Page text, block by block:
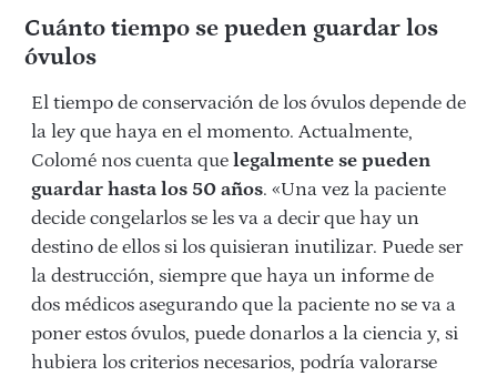
Cuánto tiempo se pueden guardar los
óvulos
El tiempo de conservación de los óvulos depende de
la ley que haya en el momento. Actualmente,
Colomé nos cuenta que legalmente se pueden
guardar hasta los 50 años. «Una vez la paciente
decide congelarlos se les va a decir que hay un
destino de ellos si los quisieran inutilizar. Puede ser
la destrucción, siempre que haya un informe de
dos médicos asegurando que la paciente no se va a
poner estos óvulos, puede donarlos a la ciencia y, si
hubiera los criterios necesarios, podría valorarse